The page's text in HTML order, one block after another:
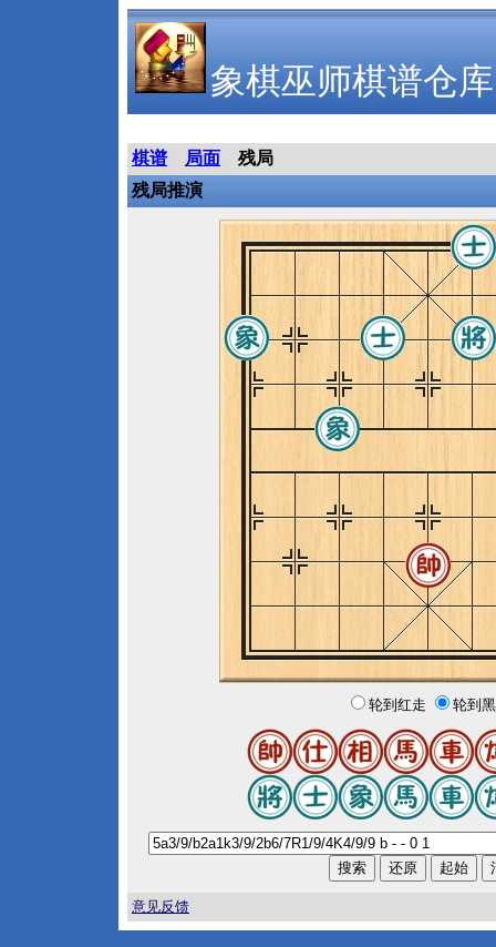
象棋巫师棋谱仓库
棋谱 局面
残局
残局推演
轮到红走 轮到
意见反馈